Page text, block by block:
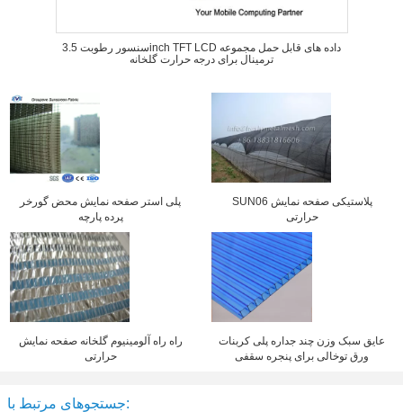
سنسور رطوبت 3.5inch TFT LCD داده های قابل حمل مجموعه
ترمینال برای درجه حرارت گلخانه
پلی استر صفحه نمایش محض گورخر
پرده پارچه
SUN06 پلاستیکی صفحه نمایش
حرارتی
راه راه آلومینیوم گلخانه صفحه نمایش
حرارتی
عایق سبک وزن چند جداره پلی کربنات
ورق توخالی برای پنجره سقفی
جستجوهای مرتبط با: